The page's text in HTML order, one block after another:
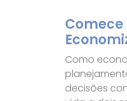
Comece
Como
decisões